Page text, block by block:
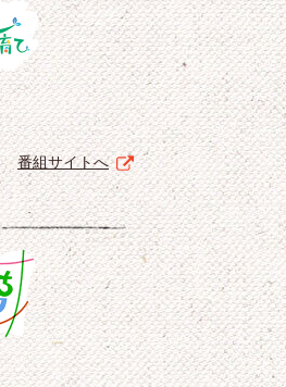
番組サイトへ